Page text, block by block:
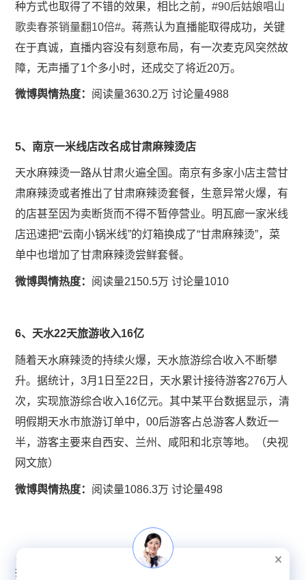
种方式也取得了不错的效果，相比之前，#90后姑娘唱山
歌卖春茶销量翻10倍#。蒋燕认为直播能取得成功，关键
在于真诚，直播内容没有刻意布局，有一次麦克风突然故
障，无声播了1个多小时，还成交了将近20万。
微博舆情热度： 阅读量3630.2万 讨论量4988
​​​5、南京一米线店改名成甘肃麻辣烫店
天水麻辣烫一路从甘肃火遍全国。南京有多家小店主营甘
肃麻辣烫或者推出了甘肃麻辣烫套餐，生意异常火爆，有
的店甚至因为卖断货而不得不暂停营业。明瓦廊一家米线
店迅速把“云南小锅米线”的灯箱换成了“甘肃麻辣烫”，菜
单中也增加了甘肃麻辣烫尝鲜套餐。
微博舆情热度： 阅读量2150.5万 讨论量1010
6、天水22天旅游收入16亿
随着天水麻辣烫的持续火爆，天水旅游综合收入不断攀
升。据统计，3月1日至22日，天水累计接待游客276万人
次，实现旅游综合收入16亿元。其中某平台数据显示，清
明假期天水市旅游订单中，00后游客占总游客人数近一
半，游客主要来自西安、兰州、咸阳和北京等地。（央视
网文旅）
微博舆情热度： 阅读量1086.3万 讨论量498
< 上一篇：3月26日全网络舆情简报：警方已介入幼儿园老师
打孩子头并踩脸